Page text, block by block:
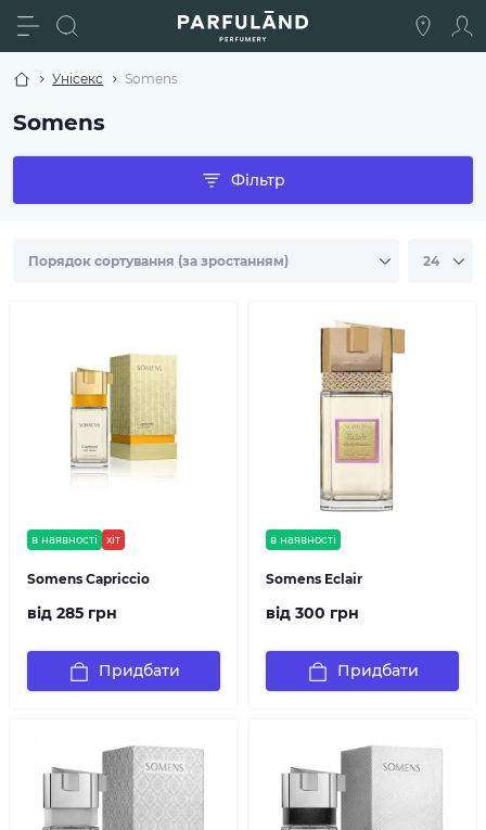
Унісекс Somens
Somens
Фільтр
в наявності хіт
Somens Capriccio
від 285 грн
Придбати
в наявності
Somens Eclair
від 300 грн
Придбати